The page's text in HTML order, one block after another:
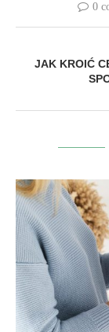
0
JAK KROIĆ